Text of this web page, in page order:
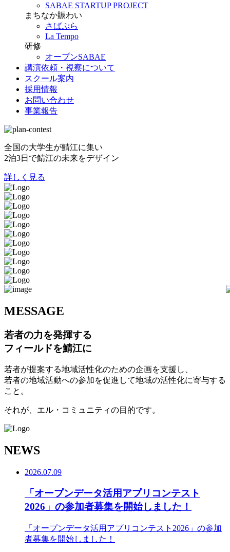
SABAE STARTUP PROJECT
まちなか賑わい
さばぷら
La Tempo
研修
オープンSABAE
講演依頼・視察について
スクール案内
採用情報
お問い合わせ
事業報告
全国の大学生が鯖江に集い
2泊3日で鯖江の未来をデザイン
詳しく見る
MESSAGE
若者の力を発揮する
フィールドを鯖江に
若者が提案する地域活性化のための企画を支援し、
若者の地域活動への参加を促進して地域の活性化に寄与する
こと。
それが、エル・コミュニティの目的です。
NEWS
2026.07.09
「オープンデータ活用アプリコンテスト
2026」の参加者募集を開始しました！
「オープンデータ活用アプリコンテスト2026」の参加
者募集を開始しました！